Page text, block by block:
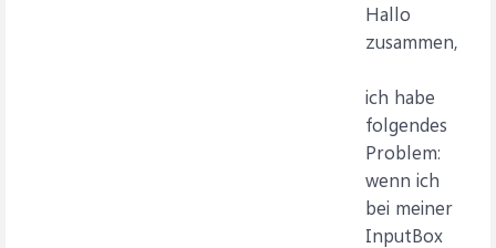
Hallo
zusammen,
ich habe
folgendes
Problem:
wenn ich
bei meiner
InputBox